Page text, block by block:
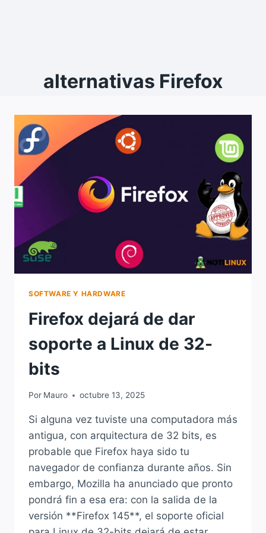
alternativas Firefox
SOFTWARE Y HARDWARE
Firefox dejará de dar
soporte a Linux de 32-
bits
Por Mauro octubre 13, 2025
Si alguna vez tuviste una computadora más
antigua, con arquitectura de 32 bits, es
probable que Firefox haya sido tu
navegador de confianza durante años. Sin
embargo, Mozilla ha anunciado que pronto
pondrá fin a esa era: con la salida de la
versión **Firefox 145**, el soporte oficial